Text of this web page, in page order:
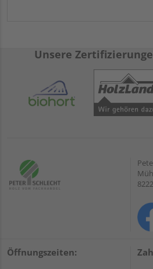
Unsere
Öffnungszeiten: